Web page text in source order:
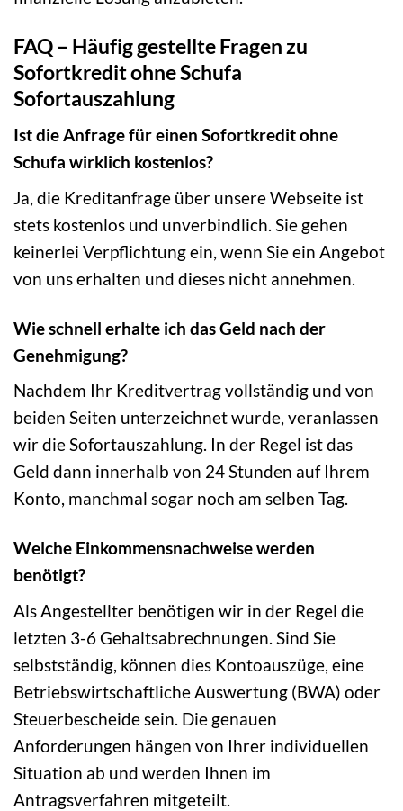
FAQ – Häufig gestellte Fragen zu
Sofortkredit ohne Schufa
Sofortauszahlung
Ist die Anfrage für einen Sofortkredit ohne
Schufa wirklich kostenlos?
Ja, die Kreditanfrage über unsere Webseite ist
stets kostenlos und unverbindlich. Sie gehen
keinerlei Verpflichtung ein, wenn Sie ein Angebot
von uns erhalten und dieses nicht annehmen.
Wie schnell erhalte ich das Geld nach der
Genehmigung?
Nachdem Ihr Kreditvertrag vollständig und von
beiden Seiten unterzeichnet wurde, veranlassen
wir die Sofortauszahlung. In der Regel ist das
Geld dann innerhalb von 24 Stunden auf Ihrem
Konto, manchmal sogar noch am selben Tag.
Welche Einkommensnachweise werden
benötigt?
Als Angestellter benötigen wir in der Regel die
letzten 3-6 Gehaltsabrechnungen. Sind Sie
selbstständig, können dies Kontoauszüge, eine
Betriebswirtschaftliche Auswertung (BWA) oder
Steuerbescheide sein. Die genauen
Anforderungen hängen von Ihrer individuellen
Situation ab und werden Ihnen im
Antragsverfahren mitgeteilt.